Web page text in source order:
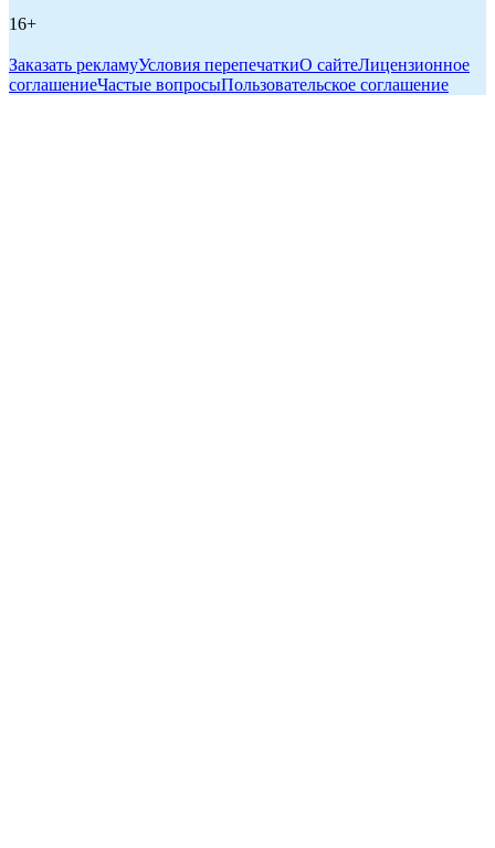
16+
Заказать рекламуУсловия перепечаткиО сайтеЛицензионное
соглашениеЧастые вопросыПользовательское соглашение